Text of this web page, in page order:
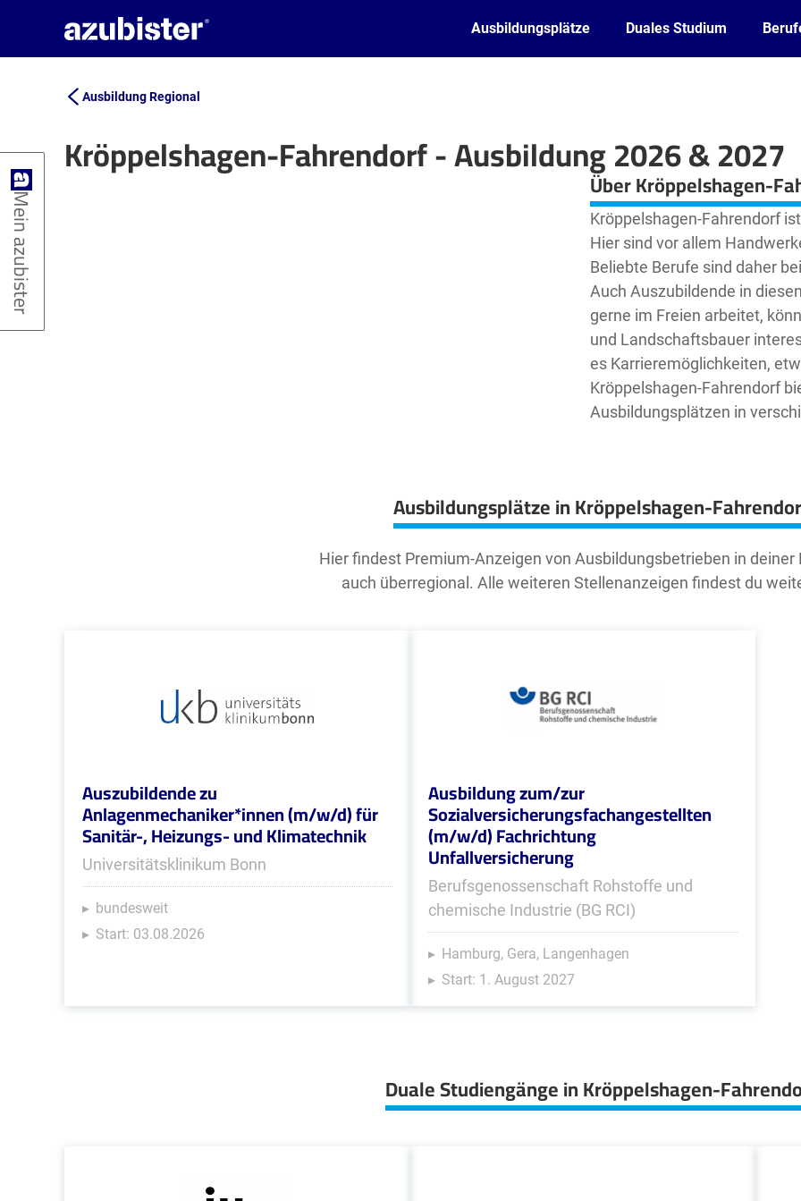
Ausbildungsplätze Duales Studium
Ausbildung Regional
Kröppelshagen-Fahrendorf - Ausbildung 2026 & 2027
Leaflet | ©OpenStreetMap2 contributors Über Kröppelshagen-
Kröppelshagen-Fahrendorf
Hier sind vor allem
Beliebte Berufe sind daher
Auch Auszubildende in
gerne im Freien arbeitet,
und Landschaftsbauer
es Karrieremöglichkeiten,
Kröppelshagen-Fahrendorf
Ausbildungsplätzen in
Ausbildungsplätze in Kröppelshagen-
Hier findest Premium-Anzeigen von Ausbildungsbetrieben in deiner
auch überregional. Alle weiteren Stellenanzeigen findest du
Auszubildende zu
Anlagenmechaniker*innen (m/w/d) für
Sanitär-, Heizungs- und Klimatechnik
Universitätsklinikum Bonn
bundesweit
Start: 03.08.2026
Ausbildung zum/zur
Sozialversicherungsfachangestellten
(m/w/d) Fachrichtung
Unfallversicherung
Berufsgenossenschaft Rohstoffe und
chemische Industrie (BG RCI)
Hamburg, Gera, Langenhagen
Start: 1. August 2027
Duale Studiengänge in Kröppelshagen-
Mein azubister